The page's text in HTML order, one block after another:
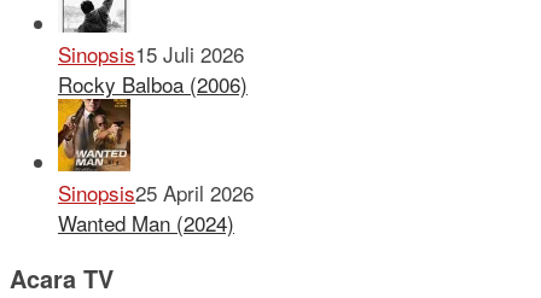
Sinopsis15 Juli 2026
Rocky Balboa (2006)
Sinopsis25 April 2026
Wanted Man (2024)
Acara TV